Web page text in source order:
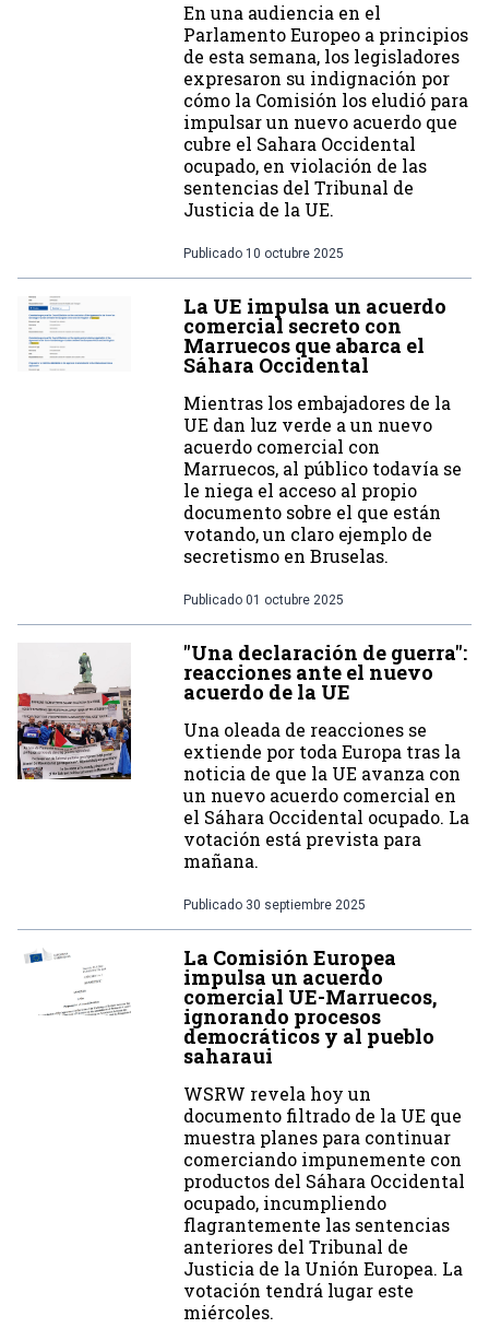
En una audiencia en el
Parlamento Europeo a principios
de esta semana, los legisladores
expresaron su indignación por
cómo la Comisión los eludió para
impulsar un nuevo acuerdo que
cubre el Sahara Occidental
ocupado, en violación de las
sentencias del Tribunal de
Justicia de la UE.
Publicado 10 octubre 2025
La UE impulsa un acuerdo
comercial secreto con
Marruecos que abarca el
Sáhara Occidental
Mientras los embajadores de la
UE dan luz verde a un nuevo
acuerdo comercial con
Marruecos, al público todavía se
le niega el acceso al propio
documento sobre el que están
votando, un claro ejemplo de
secretismo en Bruselas.
Publicado 01 octubre 2025
"Una declaración de guerra":
reacciones ante el nuevo
acuerdo de la UE
Una oleada de reacciones se
extiende por toda Europa tras la
noticia de que la UE avanza con
un nuevo acuerdo comercial en
el Sáhara Occidental ocupado. La
votación está prevista para
mañana.
Publicado 30 septiembre 2025
La Comisión Europea
impulsa un acuerdo
comercial UE-Marruecos,
ignorando procesos
democráticos y al pueblo
saharaui
WSRW revela hoy un
documento filtrado de la UE que
muestra planes para continuar
comerciando impunemente con
productos del Sáhara Occidental
ocupado, incumpliendo
flagrantemente las sentencias
anteriores del Tribunal de
Justicia de la Unión Europea. La
votación tendrá lugar este
miércoles.